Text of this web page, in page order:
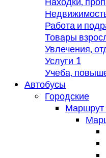
Работа и
Товары
Увлечения,
Услуги 1
Учеба,
Автобусы
Городские